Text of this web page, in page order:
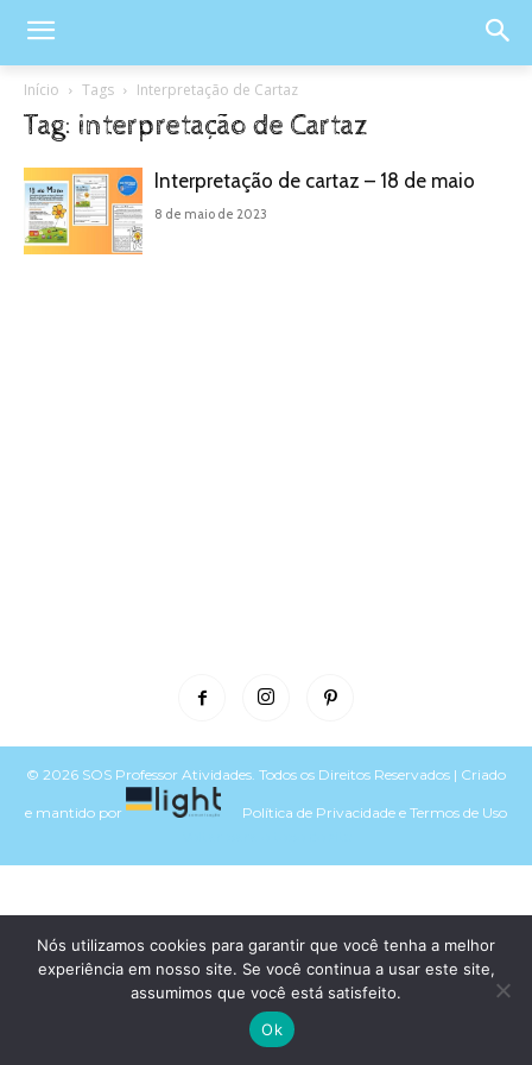
Início Tags Interpretação de Cartaz
Tag: interpretação de Cartaz
Interpretação de cartaz – 18 de maio
8 de maio de 2023
© 2026 SOS Professor Atividades. Todos os Direitos Reservados | Criado
e mantido por Política de Privacidade e Termos de Uso
Nós utilizamos cookies para garantir que você tenha a melhor
experiência em nosso site. Se você continua a usar este site,
assumimos que você está satisfeito.
Ok